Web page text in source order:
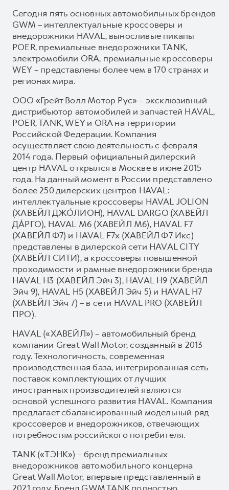
Сегодня пять основных автомобильных брендов
GWM – интеллектуальные кроссоверы и
внедорожники HAVAL, выносливые пикапы
POER, премиальные внедорожники TANK,
электромобили ORA, премиальные кроссоверы
WEY – представлены более чем в 170 странах и
регионах мира.
ООО «Грейт Волл Мотор Рус» – эксклюзивный
дистрибьютор автомобилей и запчастей HAVAL,
POER, TANK, WEY и ORA на территории
Российской Федерации. Компания
осуществляет свою деятельность с февраля
2014 года. Первый официальный дилерский
центр HAVAL открылся в Москве в июне 2015
года. На данный момент в России представлено
более 250 дилерских центров HAVAL:
интеллектуальные кроссоверы HAVAL JOLION
(ХАВЕЙЛ ДЖО́ЛИОН), HAVAL DARGO (ХАВЕЙЛ
ДА́РГО), HAVAL М6 (ХАВЕЙЛ M6), HAVAL F7
(ХАВЕЙЛ Ф7) и HAVAL F7x (ХАВЕЙЛ Ф7 Икс)
представлены в дилерской сети HAVAL CITY
(ХАВЕЙЛ СИТИ), а кроссоверы повышенной
проходимости и рамные внедорожники бренда
HAVAL H3 (ХАВЕЙЛ Эйч 3), HAVAL H9 (ХАВЕЙЛ
Эйч 9), HAVAL H5 (ХАВЕЙЛ Эйч 5) и HAVAL H7
(ХАВЕЙЛ Эйч 7) – в сети HAVAL PRO (ХАВЕЙЛ
ПРО).
HAVAL («ХАВЕЙЛ») – автомобильный бренд
компании Great Wall Motor, созданный в 2013
году. Технологичность, современная
производственная база, интегрированная сеть
поставок комплектующих от лучших
иностранных производителей являются
основой успешного развития HAVAL. Компания
предлагает сбалансированный модельный ряд
кроссоверов и внедорожников, отвечающих
потребностям российского потребителя.
TANK («ТЭНК») – бренд премиальных
внедорожников автомобильного концерна
Great Wall Motor, впервые представленный в